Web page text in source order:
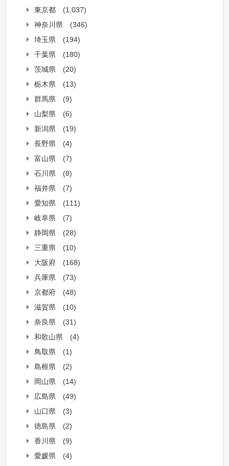
東京都
(1,037)
神奈川県
(346)
埼玉県
(194)
千葉県
(180)
茨城県
(20)
栃木県
(13)
群馬県
(9)
山梨県
(6)
新潟県
(19)
長野県
(4)
富山県
(7)
石川県
(8)
福井県
(7)
愛知県
(111)
岐阜県
(7)
静岡県
(28)
三重県
(10)
大阪府
(168)
兵庫県
(73)
京都府
(48)
滋賀県
(10)
奈良県
(31)
和歌山県
(4)
鳥取県
(1)
島根県
(2)
岡山県
(14)
広島県
(49)
山口県
(3)
徳島県
(2)
香川県
(9)
愛媛県
(4)